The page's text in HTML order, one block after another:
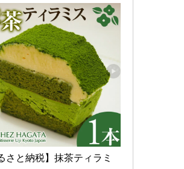
さと納税】抹茶ティラミ